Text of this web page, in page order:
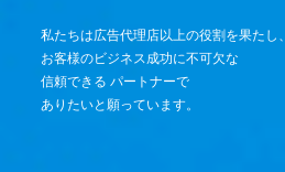
私たちは広告代理店以上の役割を果たし、
お客様のビジネス成功に不可欠な
信頼できる パートナーで
ありたいと願っています。